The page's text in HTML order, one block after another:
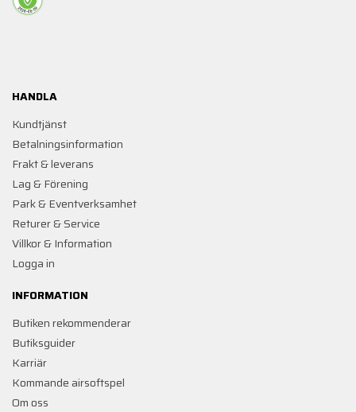
HANDLA
Kundtjänst
Betalningsinformation
Frakt & leverans
Lag & Förening
Park & Eventverksamhet
Returer & Service
Villkor & Information
Logga in
INFORMATION
Butiken rekommenderar
Butiksguider
Karriär
Kommande airsoftspel
Om oss